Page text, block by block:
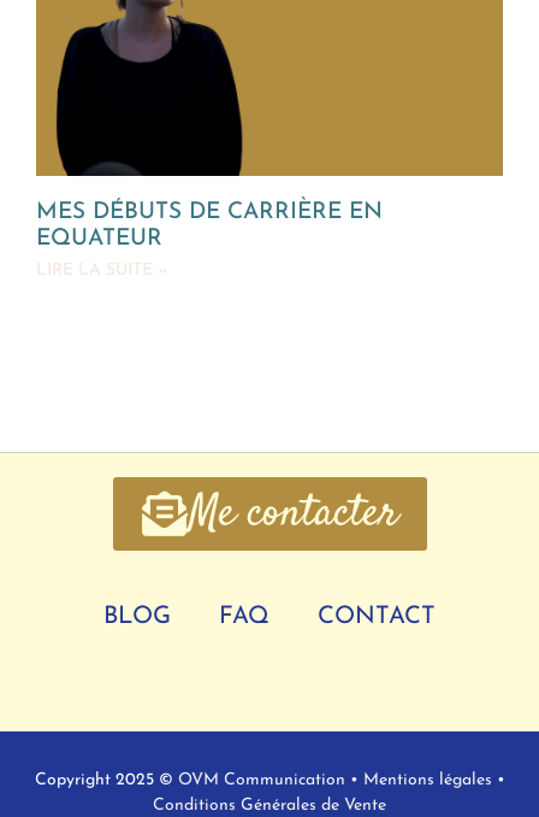
MES DÉBUTS DE CARRIÈRE EN
EQUATEUR
LIRE LA SUITE »
Me contacter
BLOG FAQ CONTACT
Copyright 2025 © OVM Communication • Mentions légales •
Conditions Générales de Vente